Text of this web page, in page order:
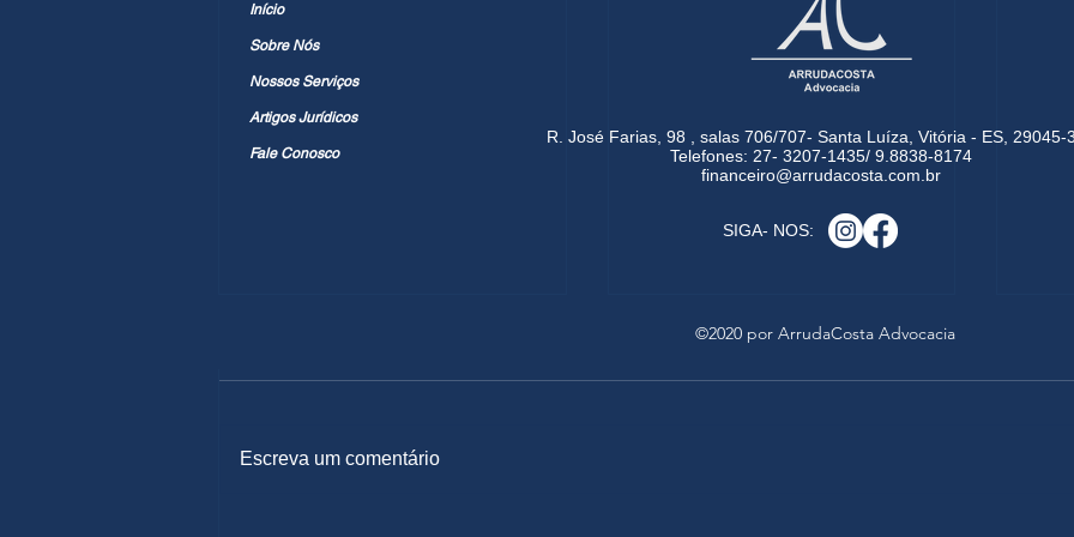
Escreva um comentário
R. José Farias, 98 , salas 706/707- Santa Luíza, Vitória - ES, 29045-
Telefones: 27- 3207-1435/ 9.8838-8174
financeiro@arrudacosta.com.br
Início
Sobre Nós
Nossos Serviços
Artigos Jurídicos
Fale Conosco
SIGA- NOS:
©2020 por ArrudaCosta Advocacia